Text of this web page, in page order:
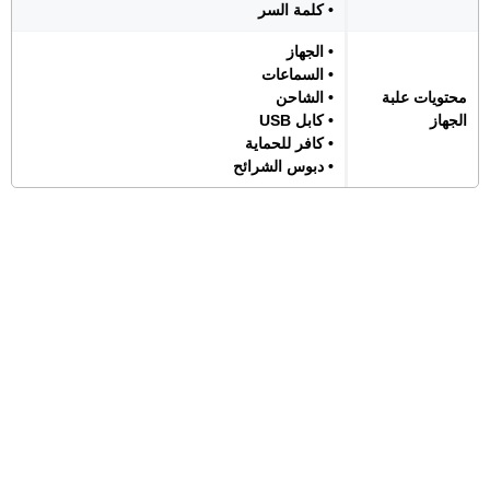
• كلمة السر
محتويات علبة
الجهاز
• الجهاز
• السماعات
• الشاحن
• كابل USB
• كافر للحماية
• دبوس الشرائح